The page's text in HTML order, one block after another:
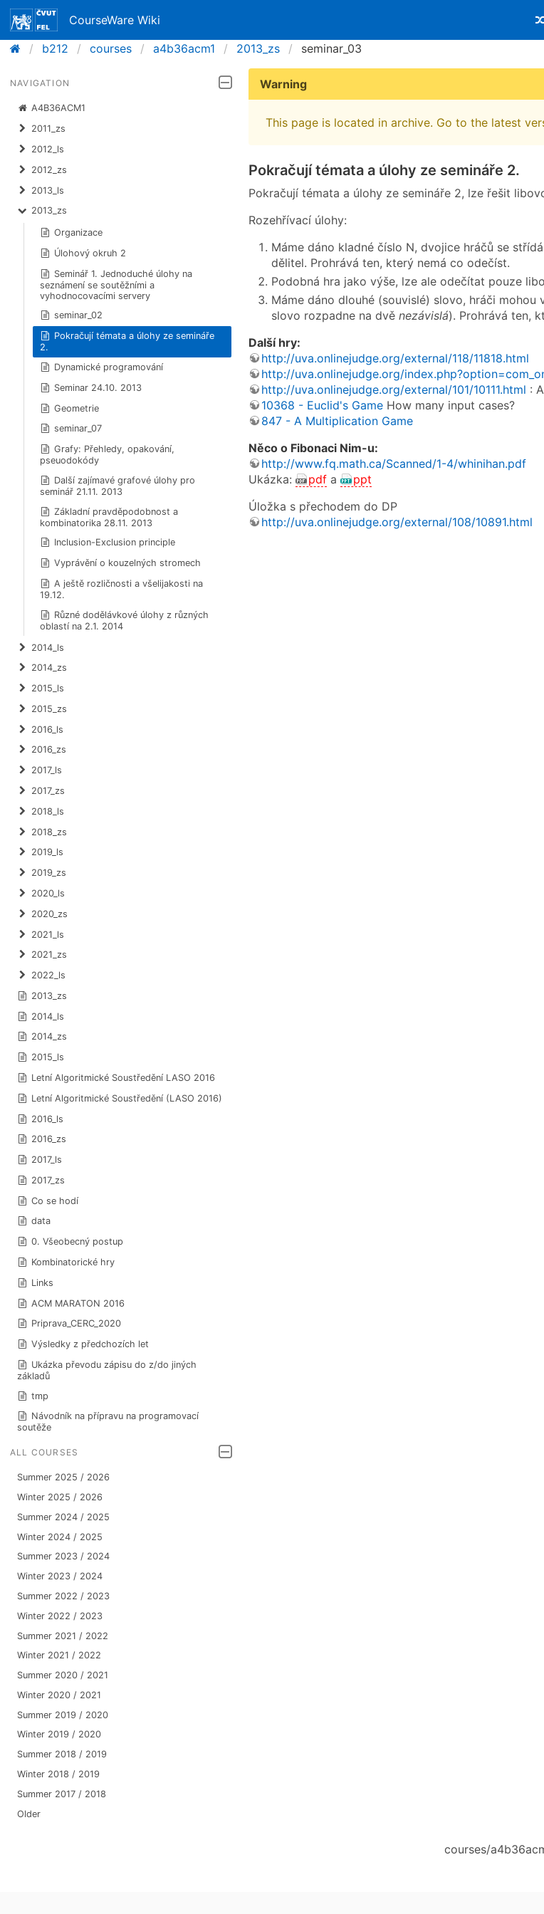
CourseWare Wiki
b212
courses a4b36acm1 2013_zs seminar_03
NAVIGATION
A4B36ACM1
2011_zs
2012_ls
2012_zs
2013_ls
2013_zs
Organizace
Úlohový okruh 2
Seminář 1. Jednoduché úlohy na
seznámení se soutěžními a
vyhodnocovacími servery
seminar_02
Pokračují témata a úlohy ze semináře
2.
Dynamické programování
Seminar 24.10. 2013
Geometrie
seminar_07
Grafy: Přehledy, opakování,
pseuodokódy
Další zajímavé grafové úlohy pro
seminář 21.11. 2013
Základní pravděpodobnost a
kombinatorika 28.11. 2013
Inclusion-Exclusion principle
Vyprávění o kouzelných stromech
A ještě rozličnosti a všelijakosti na
19.12.
Různé dodělávkové úlohy z různých
oblastí na 2.1. 2014
2014_ls
2014_zs
2015_ls
2015_zs
2016_ls
2016_zs
2017_ls
2017_zs
2018_ls
2018_zs
2019_ls
2019_zs
2020_ls
2020_zs
2021_ls
2021_zs
2022_ls
2013_zs
2014_ls
2014_zs
2015_ls
Letní Algoritmické Soustředění LASO 2016
Letní Algoritmické Soustředění (LASO 2016)
2016_ls
2016_zs
2017_ls
2017_zs
Co se hodí
data
0. Všeobecný postup
Kombinatorické hry
Links
ACM MARATON 2016
Priprava_CERC_2020
Výsledky z předchozích let
Ukázka převodu zápisu do z/do jiných
základů
tmp
Návodník na přípravu na programovací
soutěže
ALL COURSES
Summer 2025 / 2026
Winter 2025 / 2026
Summer 2024 / 2025
Winter 2024 / 2025
Summer 2023 / 2024
Winter 2023 / 2024
Summer 2022 / 2023
Winter 2022 / 2023
Summer 2021 / 2022
Winter 2021 / 2022
Summer 2020 / 2021
Winter 2020 / 2021
Summer 2019 / 2020
Winter 2019 / 2020
Summer 2018 / 2019
Winter 2018 / 2019
Summer 2017 / 2018
Older
Warning
This page is located in archive. Go to the latest
Pokračují témata a úlohy ze semináře 2.
Pokračují témata a úlohy ze semináře 2, lze řešit
Rozehřívací úlohy:
Máme dáno kladné číslo N, dvojice hráčů se
dělitel. Prohrává ten, který nemá co odečíst.
Podobná hra jako výše, lze ale odečítat pouze
Máme dáno dlouhé (souvislé) slovo, hráči
slovo rozpadne na dvě nezávislá). Prohrává ten,
Další hry:
http://uva.onlinejudge.org/external/118/11818.html
http://uva.onlinejudge.org/
http://uva.onlinejudge.org/external/101/10111.html :
10368 - Euclid's Game How many input cases?
847 - A Multiplication Game
Něco o Fibonaci Nim-u:
http://www.fq.math.ca/Scanned/1-4/whinihan.pdf
Ukázka:
pdf a
ppt
Úložka s přechodem do DP
http://uva.onlinejudge.org/external/108/10891.html
courses/